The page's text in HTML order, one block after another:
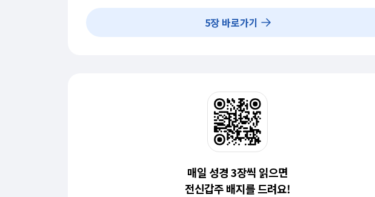
5장 바로가기
매일 성경 3장씩 읽으면
전신갑주 배지를 드려요!